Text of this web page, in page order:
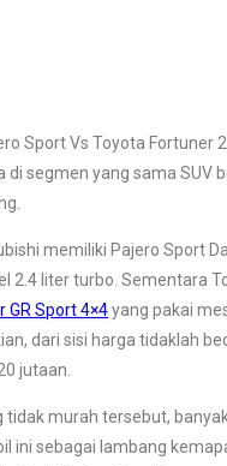
Sport Vs Toyota Fortuner
di segmen yang sama SUV
memiliki Pajero Sport
2.4 liter turbo. Sementara
GR Sport 4×4yang pakai
dari sisi harga tidaklah
jutaan.
tidak murah tersebut,
ini sebagai lambang